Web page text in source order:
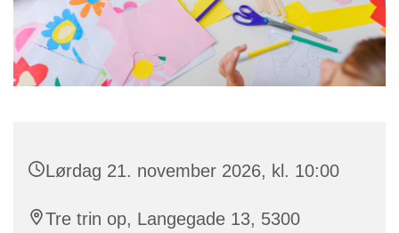
Lørdag 21. november 2026, kl. 10:00
Tre trin op, Langegade 13, 5300